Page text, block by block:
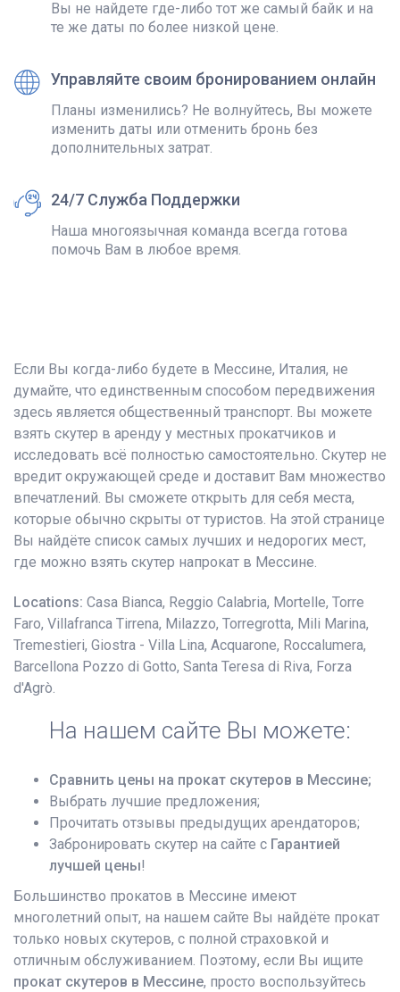
Вы не найдете где-либо тот же самый байк и на
те же даты по более низкой цене.
Управляйте своим бронированием онлайн
Планы изменились? Не волнуйтесь, Вы можете
изменить даты или отменить бронь без
дополнительных затрат.
24/7 Служба Поддержки
Наша многоязычная команда всегда готова
помочь Вам в любое время.
Если Вы когда-либо будете в Мессине, Италия, не
думайте, что единственным способом передвижения
здесь является общественный транспорт. Вы можете
взять скутер в аренду у местных прокатчиков и
исследовать всё полностью самостоятельно. Скутер не
вредит окружающей среде и доставит Вам множество
впечатлений. Вы сможете открыть для себя места,
которые обычно скрыты от туристов. На этой странице
Вы найдёте список самых лучших и недорогих мест,
где можно взять скутер напрокат в Мессине.
Locations: Casa Bianca, Reggio Calabria, Mortelle, Torre
Faro, Villafranca Tirrena, Milazzo, Torregrotta, Mili Marina,
Tremestieri, Giostra - Villa Lina, Acquarone, Roccalumera,
Barcellona Pozzo di Gotto, Santa Teresa di Riva, Forza
d'Agrò.
На нашем сайте Вы можете:
Сравнить цены на прокат скутеров в Мессине;
Выбрать лучшие предложения;
Прочитать отзывы предыдущих арендаторов;
Забронировать скутер на сайте с Гарантией
лучшей цены!
Большинство прокатов в Мессине имеют
многолетний опыт, на нашем сайте Вы найдёте прокат
только новых скутеров, с полной страховкой и
отличным обслуживанием. Поэтому, если Вы ищите
прокат скутеров в Мессине, просто воспользуйтесь